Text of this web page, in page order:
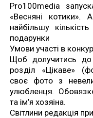
Pro100media
«Весняні котики».
найбільшу
подарунки
Умови участі в
Щоб долучитись до
розділ «Цікаве»
своє фото з
улюбленця.
та ім’я хозяіна.
Світлини редакція